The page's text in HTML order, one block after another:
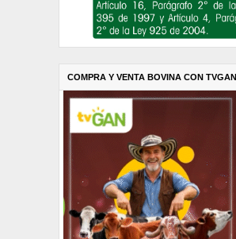
COMPRA Y VENTA BOVINA CON TVGAN